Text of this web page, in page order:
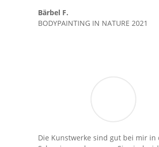
Bärbel F.
BODYPAINTING IN NATURE 2021
Die Kunstwerke sind gut bei mir in